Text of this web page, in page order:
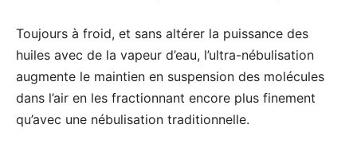
Toujours à froid, et sans altérer la puissance des
huiles avec de la vapeur d’eau, l’ultra-nébulisation
augmente le maintien en suspension des molécules
dans l’air en les fractionnant encore plus finement
qu’avec une nébulisation traditionnelle.